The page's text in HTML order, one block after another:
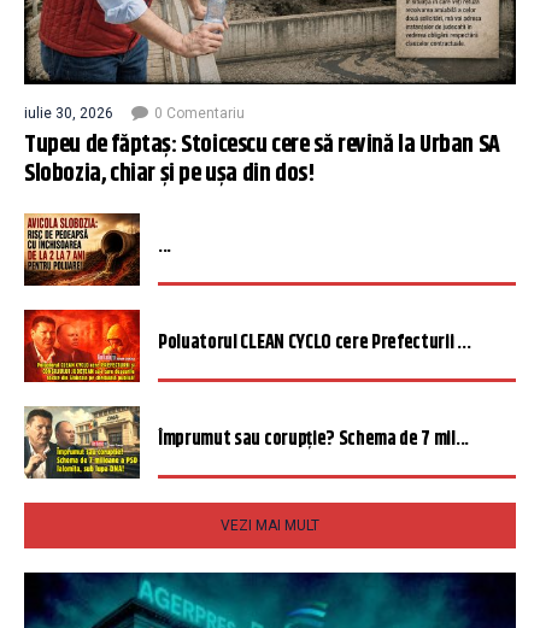
iulie 30, 2026 0 Comentariu
Tupeu de făptaș: Stoicescu cere să revină la Urban SA
Slobozia, chiar și pe ușa din dos!
...
Poluatorul CLEAN CYCLO cere Prefecturii ...
Împrumut sau corupție? Schema de 7 mil...
VEZI MAI MULT